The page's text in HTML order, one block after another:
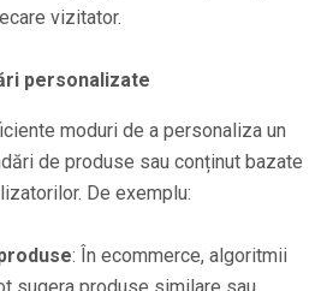
vizitator.
personalizate
moduri de a personaliza un
de produse sau conținut bazate
De exemplu:
: În ecommerce, algoritmii